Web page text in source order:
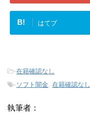
B! はてブ
-在籍確認なし
-ソフト闇金, 在籍確認なし
執筆者：